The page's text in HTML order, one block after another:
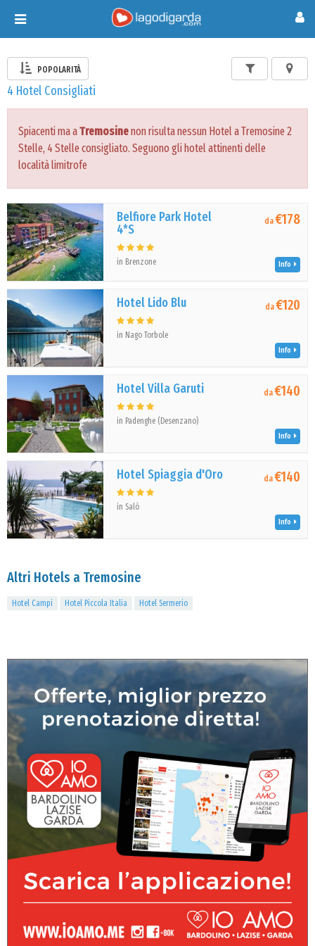
Toggle
navigation
POPOLARITÀ
4 Hotel Consigliati
Spiacenti ma aTremosinenon risulta nessun Hotel a Tremosine 2
Stelle, 4 Stelle consigliato. Seguono gli hotel attinenti delle
località limitrofe
Belfiore Park Hotel
4*S
in Brenzone
da€178
Info
Hotel Lido Blu
in Nago Torbole
da€120
Info
Hotel Villa Garuti
in Padenghe (Desenzano)
da€140
Info
Hotel Spiaggia d'Oro
in Salò
da€140
Info
Altri Hotels a Tremosine
Hotel Campi Hotel Piccola Italia Hotel Sermerio